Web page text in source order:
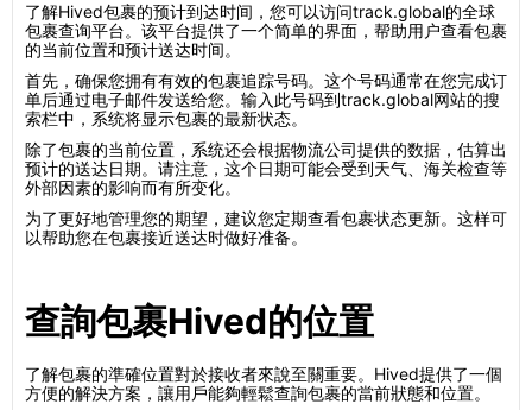
了解Hived包裹的预计到达时间，您可以访问track.global的全球
包裹查询平台。该平台提供了一个简单的界面，帮助用户查看包裹
的当前位置和预计送达时间。
首先，确保您拥有有效的包裹追踪号码。这个号码通常在您完成订
单后通过电子邮件发送给您。输入此号码到track.global网站的搜
索栏中，系统将显示包裹的最新状态。
除了包裹的当前位置，系统还会根据物流公司提供的数据，估算出
预计的送达日期。请注意，这个日期可能会受到天气、海关检查等
外部因素的影响而有所变化。
为了更好地管理您的期望，建议您定期查看包裹状态更新。这样可
以帮助您在包裹接近送达时做好准备。
查詢包裹Hived的位置
了解包裹的準確位置對於接收者來說至關重要。Hived提供了一個
方便的解決方案，讓用戶能夠輕鬆查詢包裹的當前狀態和位置。